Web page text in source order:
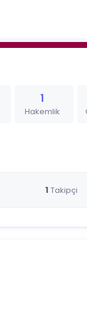
1
Hakemlik
1 Takipçi